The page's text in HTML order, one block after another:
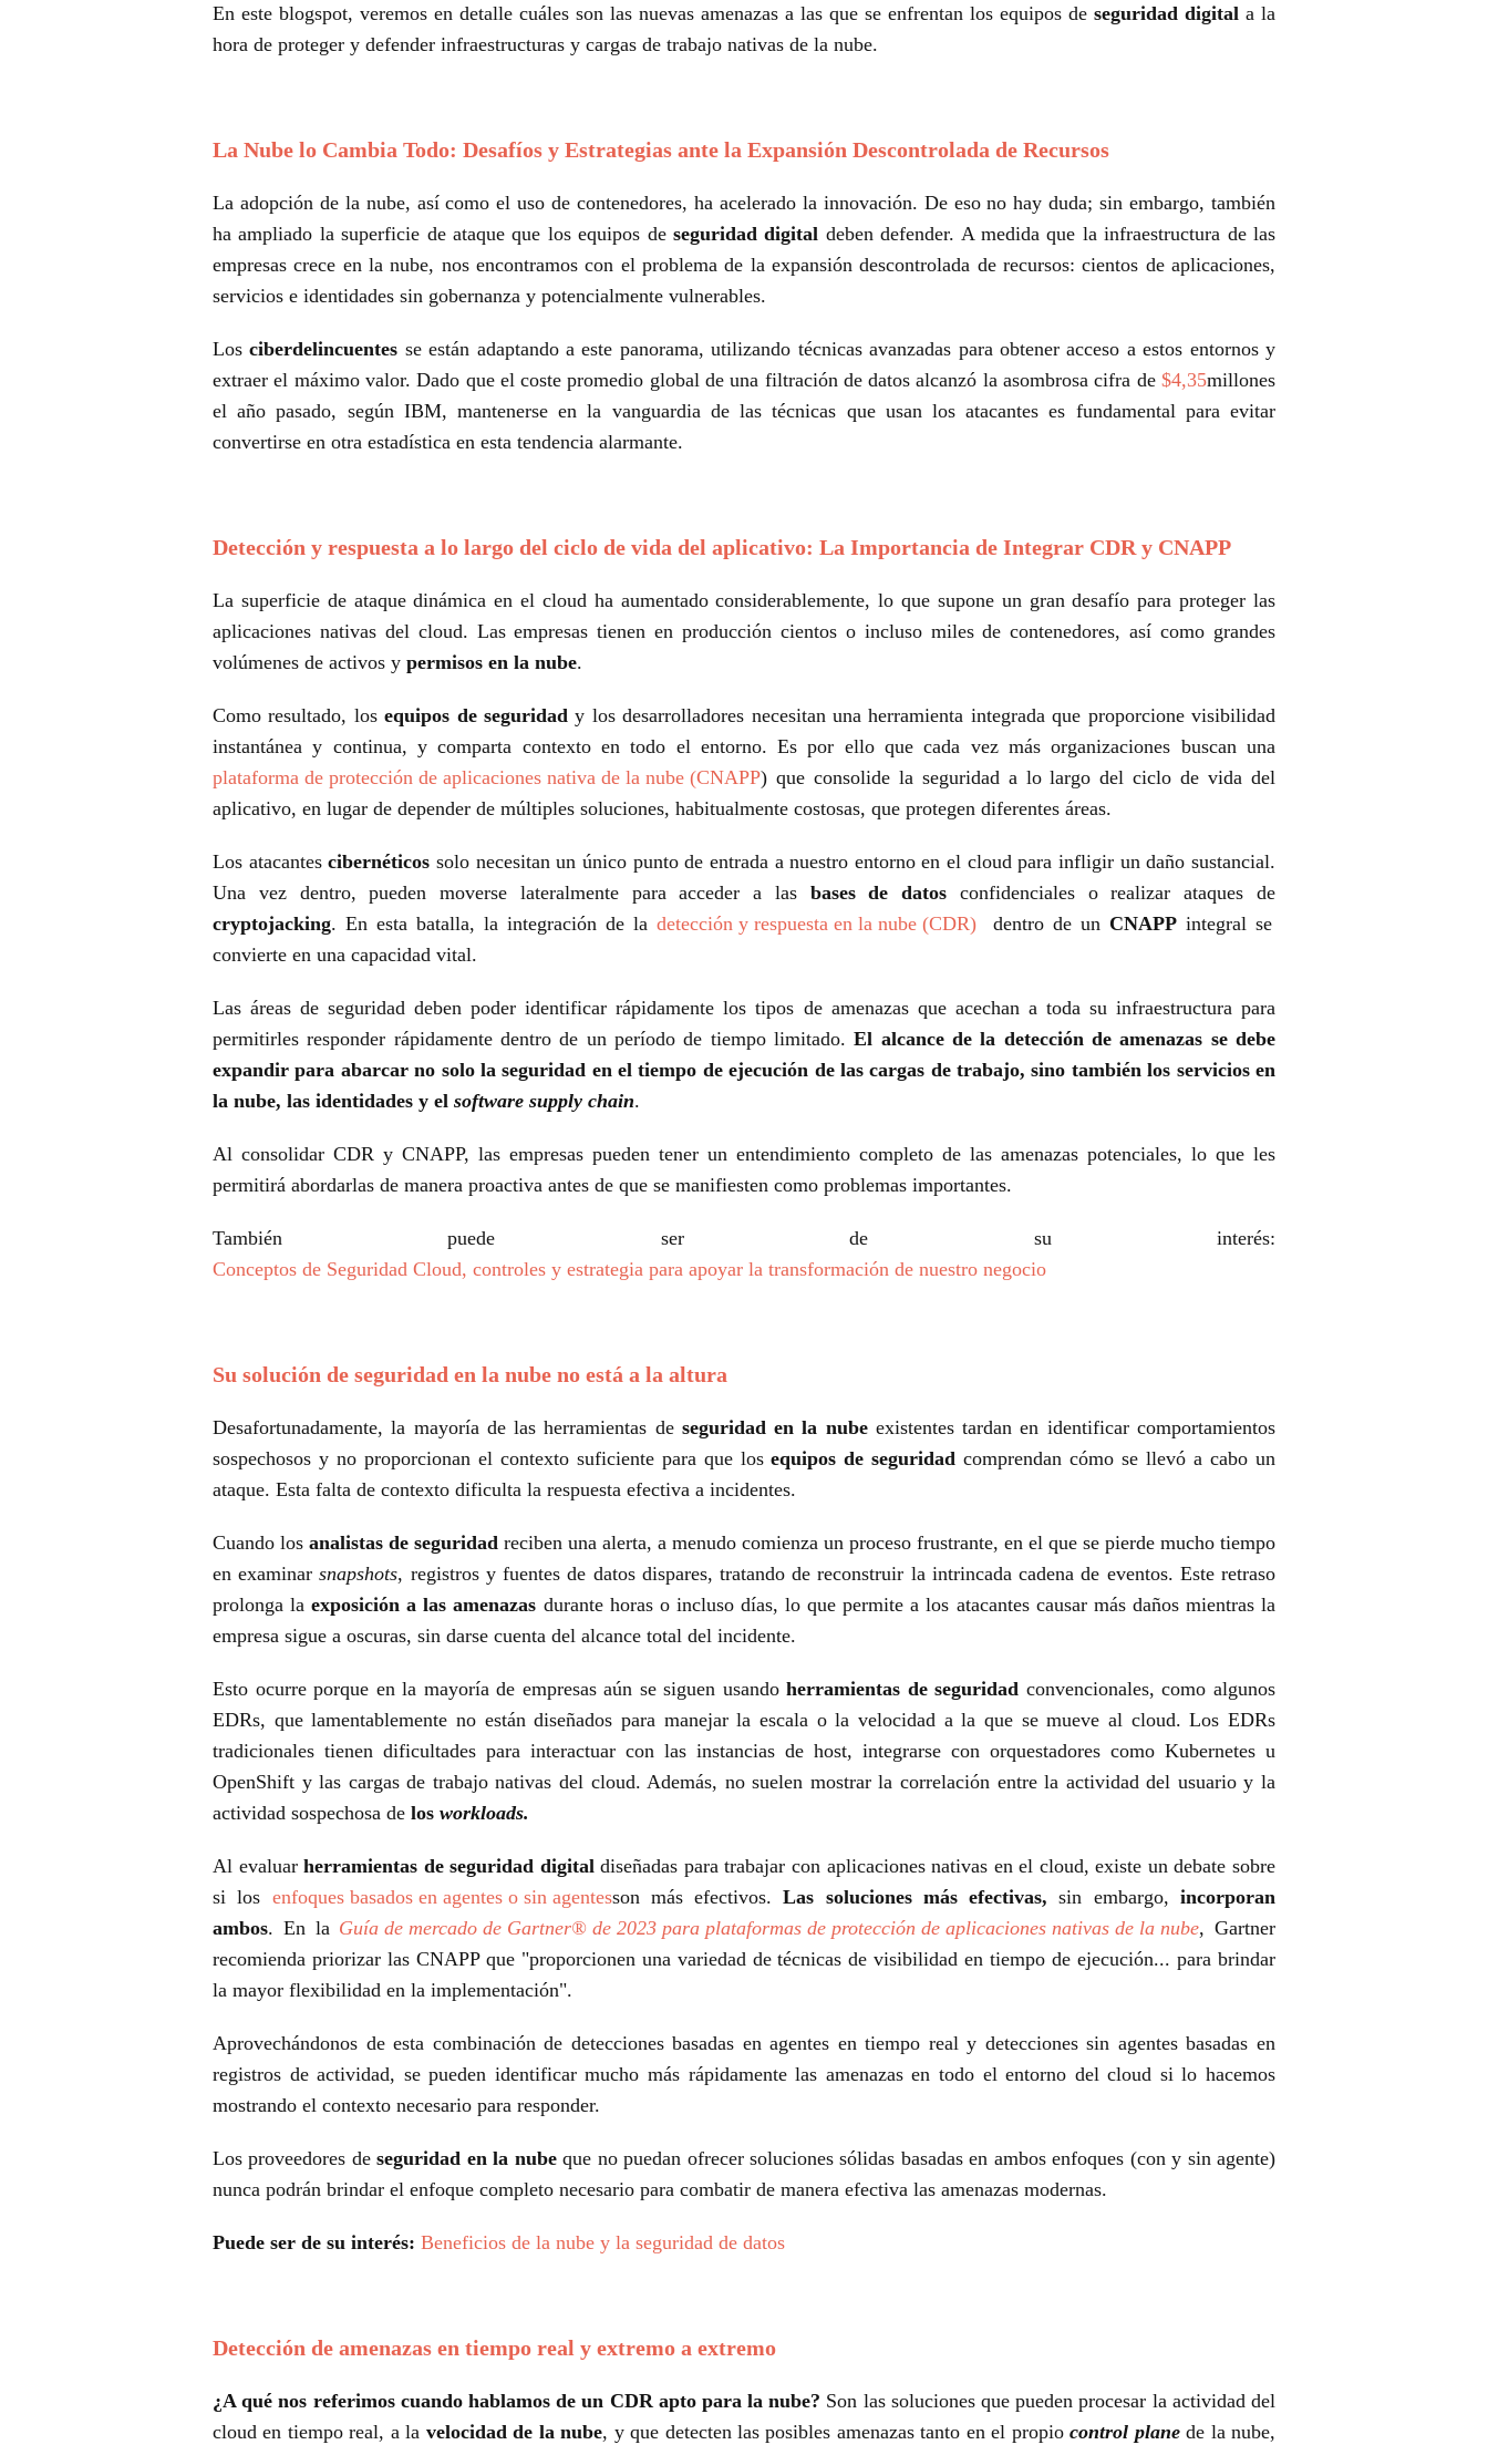
En este blogspot, veremos en detalle cuáles son las nuevas amenazas a las que se enfrentan los equipos de seguridad digital a la
hora de proteger y defender infraestructuras y cargas de trabajo nativas de la nube.
La Nube lo Cambia Todo: Desafíos y Estrategias ante la Expansión Descontrolada de Recursos
La adopción de la nube, así como el uso de contenedores, ha acelerado la innovación. De eso no hay duda; sin embargo, también
ha ampliado la superficie de ataque que los equipos de seguridad digital deben defender. A medida que la infraestructura de las
empresas crece en la nube, nos encontramos con el problema de la expansión descontrolada de recursos: cientos de aplicaciones,
servicios e identidades sin gobernanza y potencialmente vulnerables.
Losciberdelincuentes se están adaptando a este panorama, utilizando técnicas avanzadas para obtener acceso a estos entornos y
extraer el máximo valor. Dado que el coste promedio global de una filtración de datos alcanzó la asombrosa cifra de $4,35millones
el año pasado, según IBM, mantenerse en la vanguardia de las técnicas que usan los atacantes es fundamental para evitar
convertirse en otra estadística en esta tendencia alarmante.
Detección y respuesta a lo largo del ciclo de vida del aplicativo: La Importancia de Integrar CDR y CNAPP
La superficie de ataque dinámica en el cloud ha aumentado considerablemente, lo que supone un gran desafío para proteger las
aplicaciones nativas del cloud. Las empresas tienen en producción cientos o incluso miles de contenedores, así como grandes
volúmenes de activos y permisos en la nube.
Como resultado, losequipos de seguridad y los desarrolladores necesitan una herramienta integrada que proporcione visibilidad
instantánea y continua, y comparta contexto en todo el entorno. Es por ello que cada vez más organizaciones buscan una
plataforma de protección de aplicaciones nativa de la nube (CNAPP) que consolide la seguridad a lo largo del ciclo de vida del
aplicativo, en lugar de depender de múltiples soluciones, habitualmente costosas, que protegen diferentes áreas.
Los atacantescibernéticos solo necesitan un único punto de entrada a nuestro entorno en el cloud para infligir un daño sustancial.
Una vez dentro, pueden moverse lateralmente para acceder a las bases de datos confidenciales o realizar ataques de
cryptojacking. En esta batalla, la integración de la detección y respuesta en la nube (CDR)dentro de un CNAPP integral se
convierte en una capacidad vital.
Las áreas de seguridad deben poder identificar rápidamente los tipos de amenazas que acechan a toda su infraestructura para
permitirles responder rápidamente dentro de un período de tiempo limitado.El alcance de la detección de amenazas se debe
expandir para abarcar no solo la seguridad en el tiempo de ejecución de las cargas de trabajo, sino también los servicios en
la nube, las identidades y el software supply chain.
Al consolidar CDR y CNAPP, las empresas pueden tener un entendimiento completo de las amenazas potenciales, lo que les
permitirá abordarlas de manera proactiva antes de que se manifiesten como problemas importantes.
También puede ser de su interés:
Conceptos de Seguridad Cloud, controles y estrategia para apoyar la transformación de nuestro negocio
Su solución de seguridad en la nube no está a la altura
Desafortunadamente, la mayoría de las herramientas de seguridad en la nubeexistentes tardan en identificar comportamientos
sospechosos y no proporcionan el contexto suficiente para que losequipos de seguridad comprendan cómo se llevó a cabo un
ataque. Esta falta de contexto dificulta la respuesta efectiva a incidentes.
Cuando los analistas de seguridad reciben una alerta, a menudo comienza un proceso frustrante, en el que se pierde mucho tiempo
en examinarsnapshots, registros y fuentes de datos dispares, tratando de reconstruir la intrincada cadena de eventos. Este retraso
prolonga laexposición a las amenazas durante horas o incluso días, lo que permite a los atacantes causar más daños mientras la
empresa sigue a oscuras, sin darse cuenta del alcance total del incidente.
Esto ocurre porque en la mayoría de empresas aún se siguen usandoherramientas de seguridad convencionales, como algunos
EDRs, que lamentablemente no están diseñados para manejar la escala o la velocidad a la que se mueve al cloud. Los EDRs
tradicionales tienen dificultades para interactuar con las instancias de host, integrarse con orquestadores como Kubernetes u
OpenShift y las cargas de trabajo nativas del cloud. Además, no suelen mostrar la correlación entre la actividad del usuario y la
actividad sospechosa de los workloads.
Al evaluarherramientas de seguridad digitaldiseñadas para trabajar con aplicaciones nativas en el cloud, existe un debate sobre
si los enfoques basados ​​en agentes o sin agentesson más efectivos. Las soluciones más efectivas, sin embargo, incorporan
ambos. En la Guía de mercado de Gartner® de 2023 para plataformas de protección de aplicaciones nativas de la nube, Gartner
recomienda priorizar las CNAPP que "proporcionen una variedad de técnicas de visibilidad en tiempo de ejecución... para brindar
la mayor flexibilidad en la implementación".
Aprovechándonos de esta combinación de detecciones basadas en agentes en tiempo real y detecciones sin agentes basadas en
registros de actividad, se pueden identificar mucho más rápidamente las amenazas en todo el entorno del cloud si lo hacemos
mostrando el contexto necesario para responder.
Los proveedores deseguridad en la nubeque no puedan ofrecer soluciones sólidas basadas en ambos enfoques (con y sin agente)
nunca podrán brindar el enfoque completo necesario para combatir de manera efectiva las amenazas modernas.
Puede ser de su interés: Beneficios de la nube y la seguridad de datos
Detección de amenazas en tiempo real y extremo a extremo
¿A qué nos referimos cuando hablamos de un CDR apto para la nube? Son las soluciones que pueden procesar la actividad del
cloud en tiempo real, a la velocidad de la nube, y que detecten las posibles amenazas tanto en el propiocontrol planede la nube,